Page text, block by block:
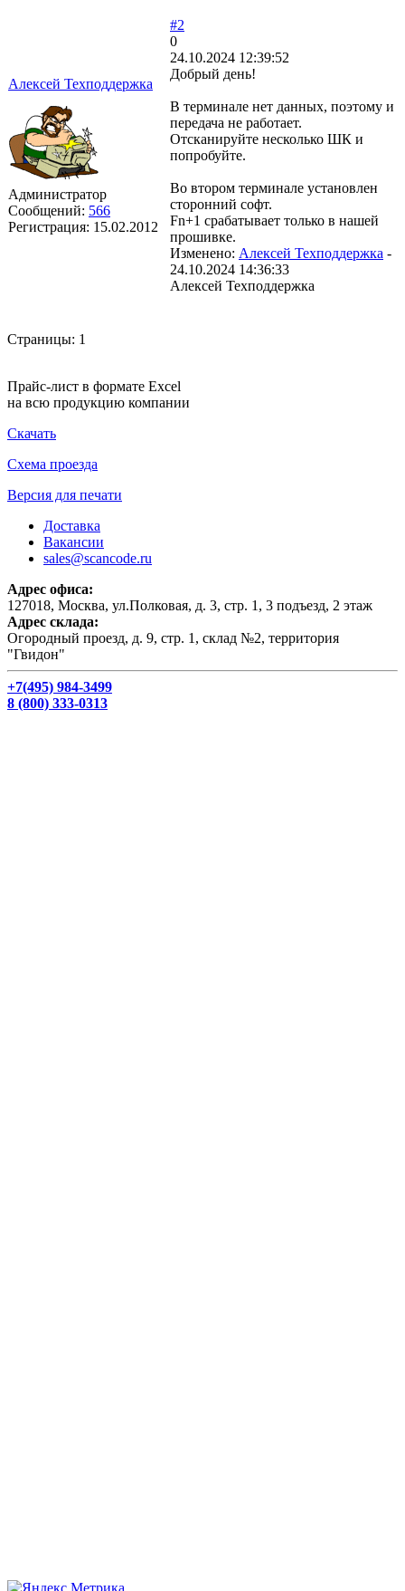
Алексей Техподдержка
Администратор
Сообщений: 566
Регистрация: 15.02.2012
#2
0
24.10.2024 12:39:52
Добрый день!
В терминале нет данных, поэтому и
передача не работает.
Отсканируйте несколько ШК и
попробуйте.
Во втором терминале установлен
сторонний софт.
Fn+1 срабатывает только в нашей
прошивке.
Изменено: Алексей Техподдержка -
24.10.2024 14:36:33
Алексей Техподдержка
Страницы: 1
Прайс-лист в формате Excel
на всю продукцию компании
Скачать
Схема проезда
Версия для печати
Доставка
Вакансии
sales@scancode.ru
Адрес офиса:
127018, Москва, ул.Полковая, д. 3, стр. 1, 3 подъезд, 2 этаж
Адрес склада:
Огородный проезд, д. 9, стр. 1, склад №2, территория
"Гвидон"
+7(495) 984-3499
8 (800) 333-0313